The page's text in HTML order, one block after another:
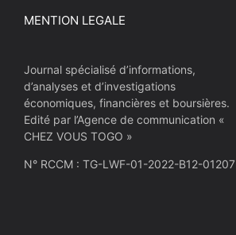
MENTION LEGALE
Journal spécialisé d’informations,
d’analyses et d’investigations
économiques, financières et boursières.
Edité par l’Agence de communication «
CHEZ VOUS TOGO »
N° RCCM : TG-LWF-01-2022-B12-01207